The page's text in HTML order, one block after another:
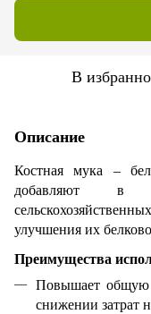
В
Описание
Костная мука –
добавляют в
улучшения их
Преимущества
Повышает общую
снижении затрат